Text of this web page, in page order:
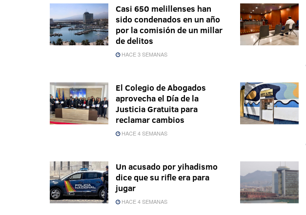
Casi 650 melillenses han
sido condenados en un año
por la comisión de un millar
de delitos
HACE 3 SEMANAS
El Colegio de Abogados
aprovecha el Día de la
Justicia Gratuita para
reclamar cambios
HACE 4 SEMANAS
Un acusado por yihadismo
dice que su rifle era para
jugar
HACE 4 SEMANAS